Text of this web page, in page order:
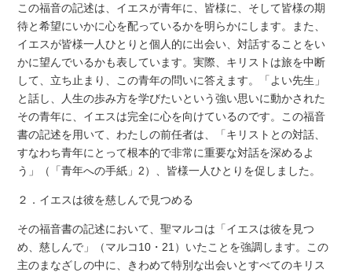
この福音の記述は、イエスが青年に、皆様に、そして皆様の期
待と希望にいかに心を配っているかを明らかにします。また、
イエスが皆様一人ひとりと個人的に出会い、対話することをい
かに望んでいるかも表しています。実際、キリストは旅を中断
して、立ち止まり、この青年の問いに答えます。「よい先生」
と話し、人生の歩み方を学びたいという強い思いに動かされた
その青年に、イエスは完全に心を向けているのです。この福音
書の記述を用いて、わたしの前任者は、「キリストとの対話、
すなわち青年にとって根本的で非常に重要な対話を深めるよ
う」（「青年への手紙」2）、皆様一人ひとりを促しました。
２．イエスは彼を慈しんで見つめる
その福音書の記述において、聖マルコは「イエスは彼を見つ
め、慈しんで」（マルコ10・21）いたことを強調します。この
主のまなざしの中に、きわめて特別な出会いとすべてのキリス